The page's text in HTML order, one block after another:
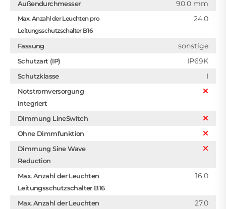
Außendurchmesser 90.0 mm
Max. Anzahl der Leuchten pro
Leitungsschutzschalter B16
24.0
Fassung sonstige
Schutzart (IP) IP69K
Schutzklasse I
Notstromversorgung
integriert
Dimmung LineSwitch
Ohne Dimmfunktion
Dimmung Sine Wave
Reduction
Max. Anzahl der Leuchten
Leitungsschutzschalter B16
16.0
Max. Anzahl der Leuchten
27.0